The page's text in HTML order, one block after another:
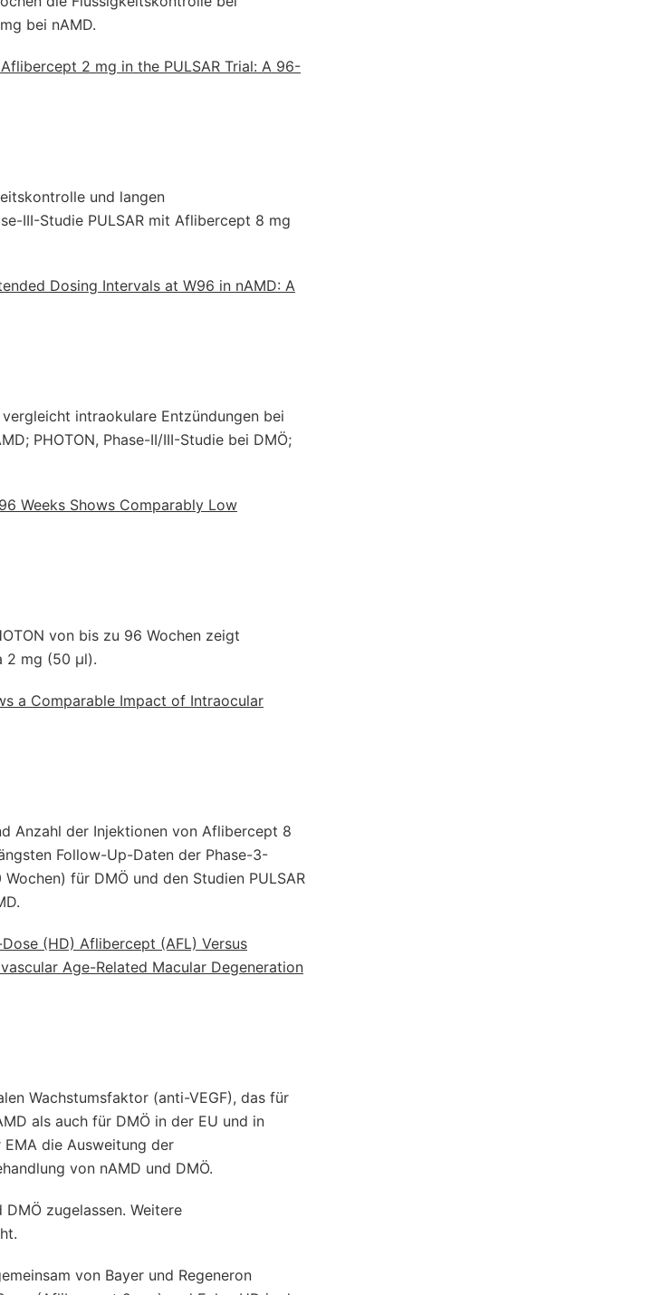
bei nAMD.
2 mg in the PULSAR Trial: A 96-
und langen
III-Studie PULSAR mit Aflibercept 8 mg
Dosing Intervals at W96 in nAMD: A
intraokulare Entzündungen bei
PHOTON, Phase-II/III-Studie bei DMÖ;
Weeks Shows Comparably Low
von bis zu 96 Wochen zeigt
2 mg (50 μl).
a Comparable Impact of Intraocular
Anzahl der Injektionen von Aflibercept 8
Follow-Up-Daten der Phase-3-
für DMÖ und den Studien PULSAR
(HD) Aflibercept (AFL) Versus
Age-Related Macular Degeneration
Wachstumsfaktor (anti-VEGF), das für
als auch für DMÖ in der EU und in
die Ausweitung der
von nAMD und DMÖ.
zugelassen. Weitere
von Bayer und Regeneron